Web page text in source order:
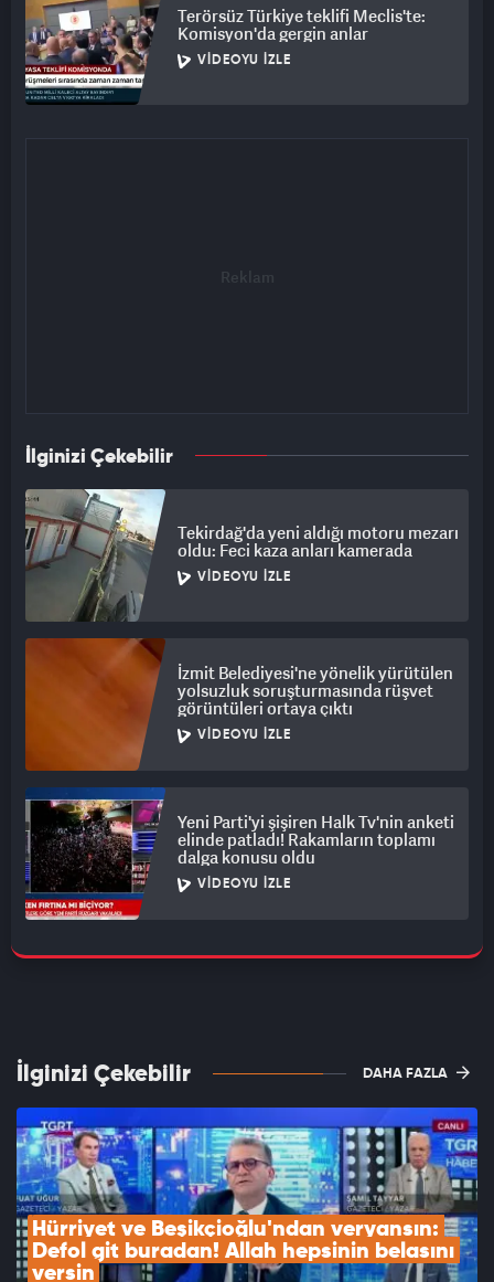
Terörsüz Türkiye teklifi Meclis'te:
Komisyon'da gergin anlar
VIDEOYU İZLE
İlginizi Çekebilir
Tekirdağ'da yeni aldığı motoru mezarı
oldu: Feci kaza anları kamerada
VIDEOYU İZLE
İzmit Belediyesi'ne yönelik yürütülen
yolsuzluk soruşturmasında rüşvet
görüntüleri ortaya çıktı
VIDEOYU İZLE
Yeni Parti'yi şişiren Halk Tv'nin anketi
elinde patladı! Rakamların toplamı
dalga konusu oldu
VIDEOYU İZLE
İlginizi Çekebilir DAHA FAZLA
Hürriyet ve Beşikçioğlu'ndan veryansın:
Defol git buradan! Allah hepsinin belasını
versin